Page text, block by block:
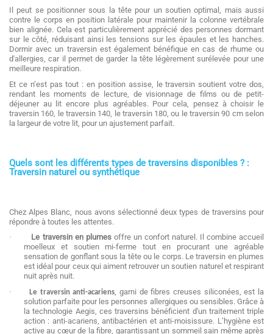
Il peut se positionner sous la tête pour un soutien optimal, mais aussi
contre le corps en position latérale pour maintenir la colonne vertébrale
bien alignée. Cela est particulièrement apprécié des personnes dormant
sur le côté, réduisant ainsi les tensions sur les épaules et les hanches.
Dormir avec un traversin est également bénéfique en cas de rhume ou
d'allergies, car il permet de garder la tête légèrement surélevée pour une
meilleure respiration.
Et ce n’est pas tout : en position assise, le traversin soutient votre dos,
rendant les moments de lecture, de visionnage de films ou de petit-
déjeuner au lit encore plus agréables. Pour cela, pensez à choisir le
traversin 160, le traversin 140, le traversin 180, ou le traversin 90 cm selon
la largeur de votre lit, pour un ajustement parfait.
Quels sont les différents types de traversins disponibles ? :
Traversin naturel ou synthétique
Chez Alpes Blanc, nous avons sélectionné deux types de traversins pour
répondre à toutes les attentes.
·
Le traversin en plumesoffre un confort naturel. Il combine accueil
moelleux et soutien mi-ferme tout en procurant une agréable
sensation de gonflant sous la tête ou le corps. Le traversin en plumes
est idéal pour ceux qui aiment retrouver un soutien naturel et respirant
nuit après nuit.
·
Le traversin anti-acariens , garni de fibres creuses siliconées, est la
solution parfaite pour les personnes allergiques ou sensibles. Grâce à
la technologie Aegis, ces traversins bénéficient d'un traitement triple
action : anti-acariens, antibactérien et anti-moisissure. L’hygiène est
active au cœur de la fibre, garantissant un sommeil sain même après